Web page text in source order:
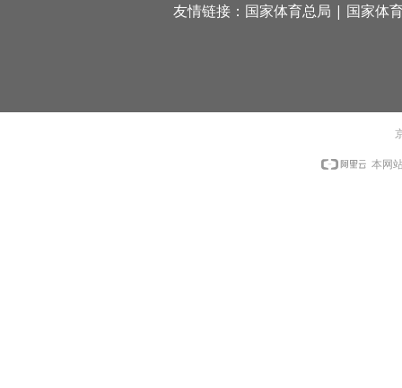
友情链接： 国家体育总局 | 国家体
本网